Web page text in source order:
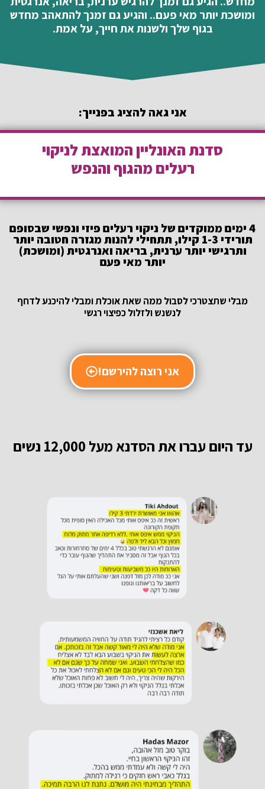
ומושכת יותר מאי פעם.. והגיע גם זמנך להתאהב מחדש
בגוף שלך ולשנות את חייך, על אמת.
אני גאה להציג בפנייך:
סדנת האונליין המואצת לניקוי
רעלים מהגוף והנפש
4 ימים ממוקדים של ניקוי רעלים פיזי ונפשי שבסופם
תורידי 1-3 קילו, תתחילי להנות מגזרה חטובה יותר
ותרגישי יותר ערנית, בריאה ואנרגטית (ומושכת)
יותר מאי פעם
מבלי שתצטרכי לסבול ממה שאת אוכלת ומבלי להיכנע לדחף
לנשנש ולזלול כפיצוי רגשי
אני רוצה להירשם!
עד היום עברו את הסדנא מעל 12,000 נשים